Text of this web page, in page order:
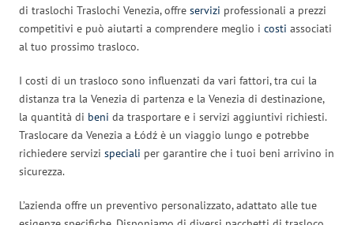
di traslochi Traslochi Venezia, offre servizi professionali a prezzi
competitivi e può aiutarti a comprendere meglio i costi associati
al tuo prossimo trasloco.
I costi di un trasloco sono influenzati da vari fattori, tra cui la
distanza tra la Venezia di partenza e la Venezia di destinazione,
la quantità di beni da trasportare e i servizi aggiuntivi richiesti.
Traslocare da Venezia a Łódź è un viaggio lungo e potrebbe
richiedere servizi speciali per garantire che i tuoi beni arrivino in
sicurezza.
L’azienda offre un preventivo personalizzato, adattato alle tue